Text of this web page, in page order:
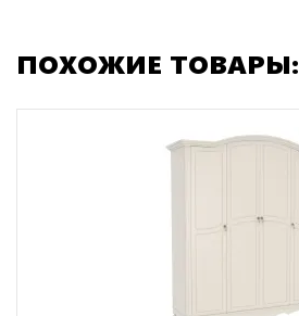
ПОХОЖИЕ ТОВАРЫ: